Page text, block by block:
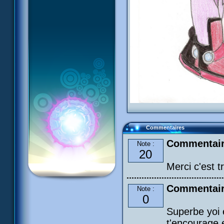
Commentaires
Note :
20
Merci c'est
Note :
0
Superbe yoi